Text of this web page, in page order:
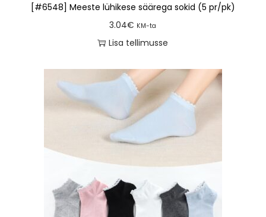
[#6548] Meeste lühikese säärega sokid (5 pr/pk)
3.04€ KM-ta
Lisa tellimusse